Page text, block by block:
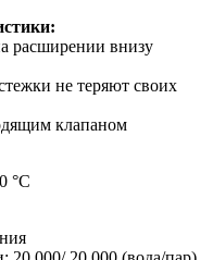
расширении внизу
не теряют своих
клапаном
°С